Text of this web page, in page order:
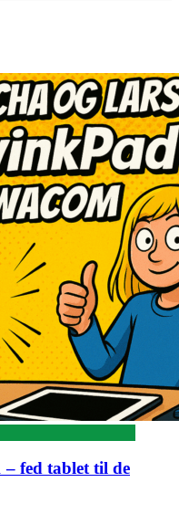
fed tablet til de